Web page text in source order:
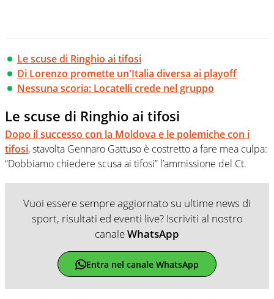
Le scuse di Ringhio ai tifosi
Di Lorenzo promette un'Italia diversa ai playoff
Nessuna scoria: Locatelli crede nel gruppo
Le scuse di Ringhio ai tifosi
Dopo il successo con la Moldova e le polemiche con i
tifosi, stavolta Gennaro Gattuso è costretto a fare mea culpa:
“Dobbiamo chiedere scusa ai tifosi” l’ammissione del Ct.
Vuoi essere sempre aggiornato su ultime news di
sport, risultati ed eventi live? Iscriviti al nostro
canaleWhatsApp
Entra nel canale WhatsApp